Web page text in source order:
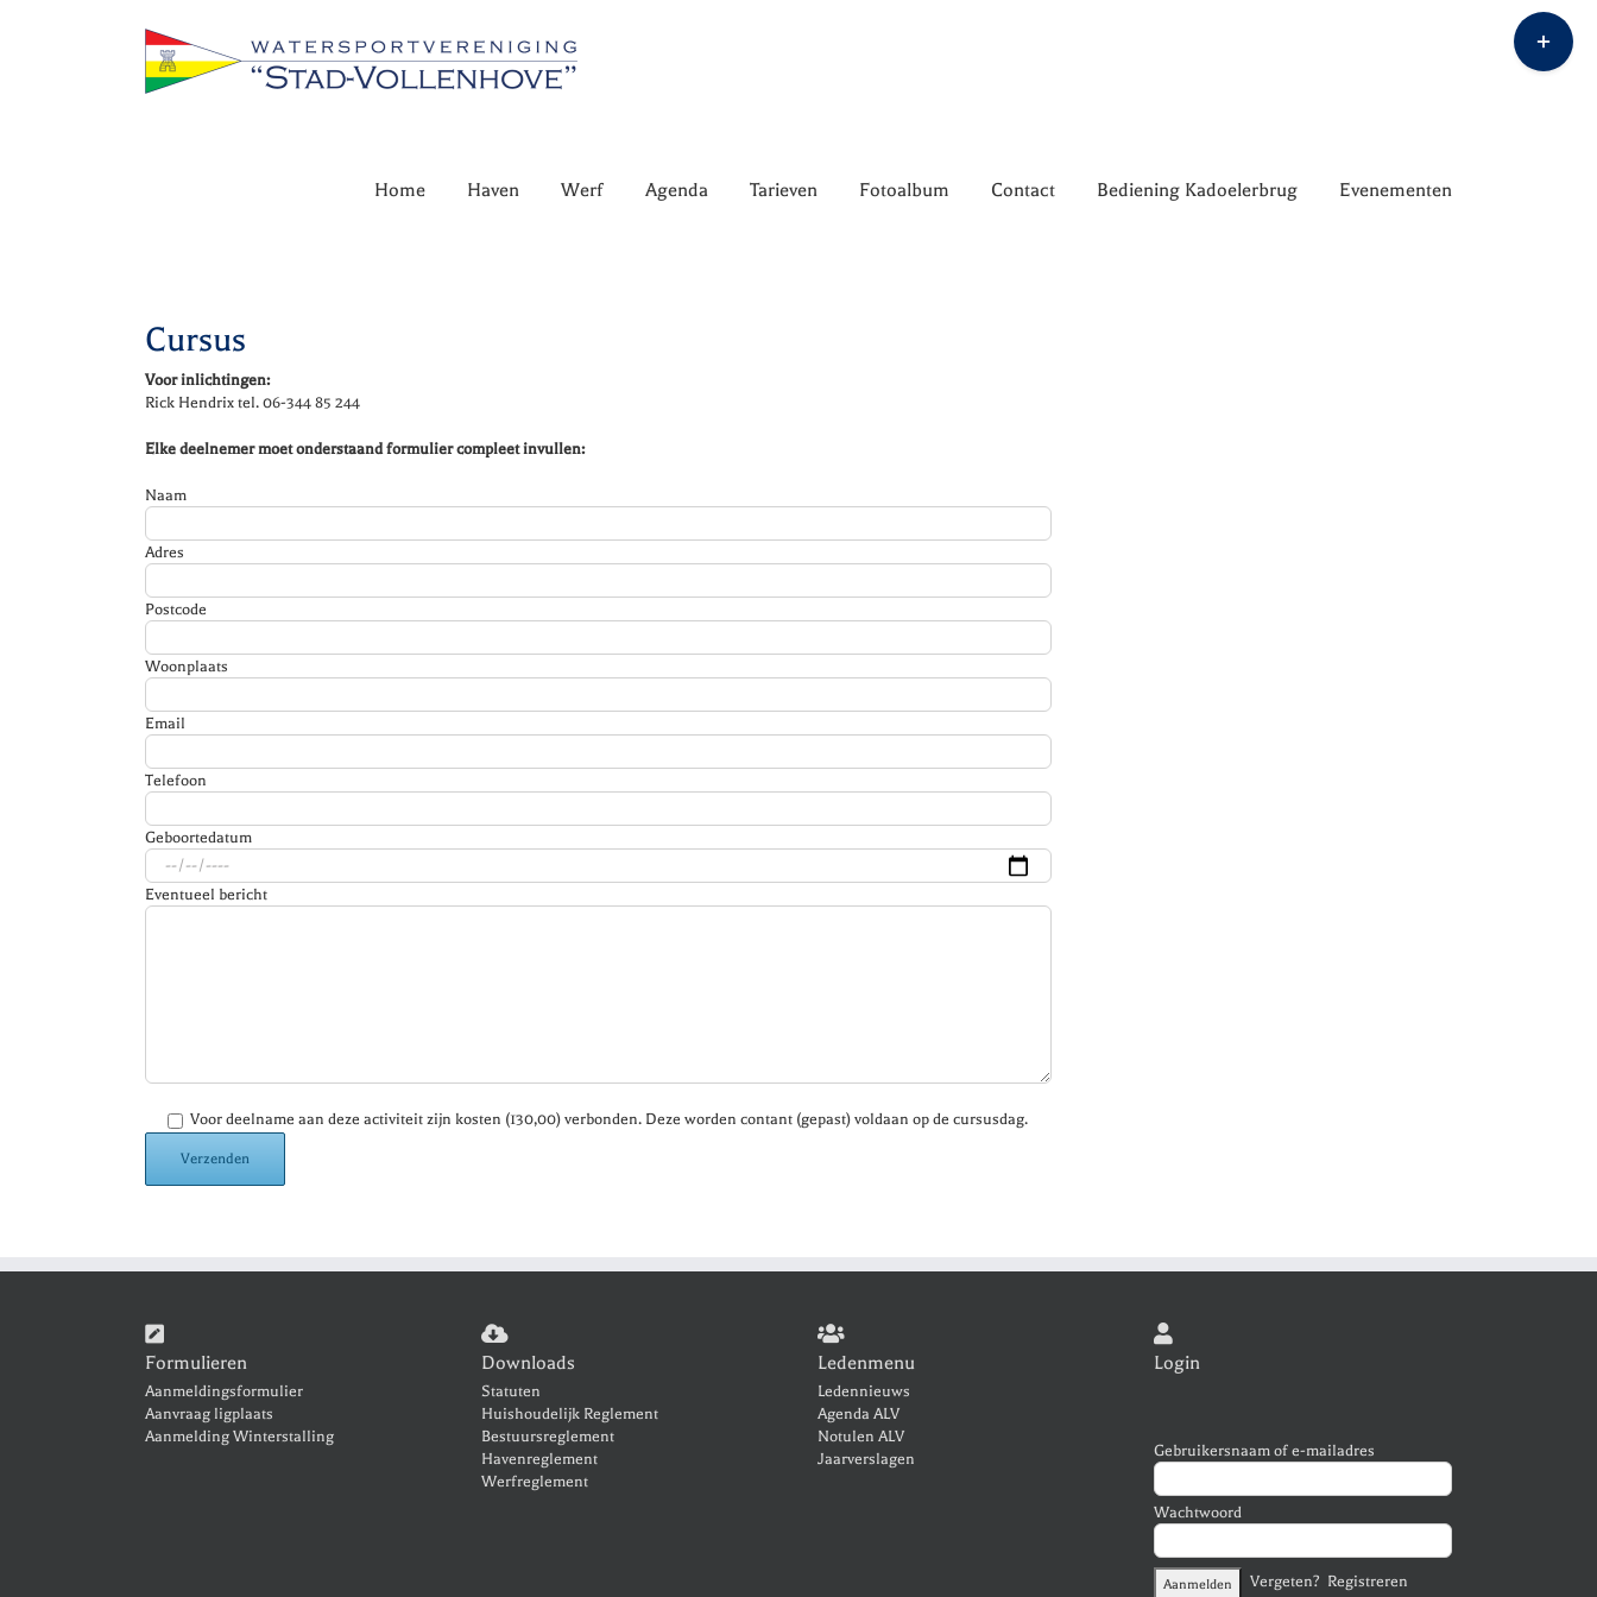
Home Haven Werf Agenda Tarieven Fotoalbum Contact Bediening Kadoelerbrug Evenementen
Cursus
Voor inlichtingen:
Rick Hendrix tel. 06-344 85 244
Elke deelnemer moet onderstaand formulier compleet invullen:
Naam
Adres
Postcode
Woonplaats
Email
Telefoon
Geboortedatum
Eventueel bericht
Voor deelname aan deze activiteit zijn kosten (130,00) verbonden. Deze worden contant (gepast) voldaan op de cursusdag.
Formulieren
Aanmeldingsformulier
Aanvraag ligplaats
Aanmelding Winterstalling
Downloads
Statuten
Huishoudelijk Reglement
Bestuursreglement
Havenreglement
Werfreglement
Ledenmenu
Ledennieuws
Agenda ALV
Notulen ALV
Jaarverslagen
Login
Gebruikersnaam of e-mailadres
Wachtwoord
Vergeten? Registreren
Toggle
Sliding
Bar